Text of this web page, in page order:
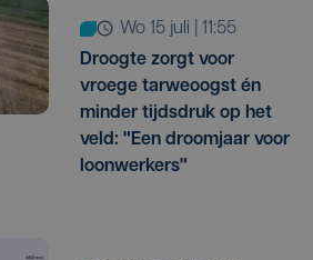
wo 15 juli | 11:55
Droogte zorgt voor
vroege tarweoogst én
minder tijdsdruk op het
veld: "Een droomjaar voor
loonwerkers"